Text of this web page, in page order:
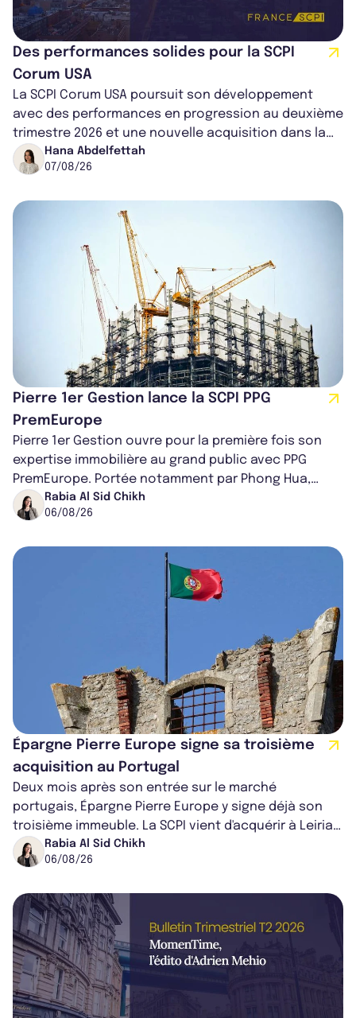
Des performances solides pour la SCPI
Corum USA
La SCPI Corum USA poursuit son développement
avec des performances en progression au deuxième
trimestre 2026 et une nouvelle acquisition dans la
région de Chicago. Entre hausse de...
Hana Abdelfettah
07/08/26
Pierre 1er Gestion lance la SCPI PPG
PremEurope
Pierre 1er Gestion ouvre pour la première fois son
expertise immobilière au grand public avec PPG
PremEurope. Portée notamment par Phong Hua,
ancien directeur des investissements d...
Rabia Al Sid Chikh
06/08/26
Épargne Pierre Europe signe sa troisième
acquisition au Portugal
Deux mois après son entrée sur le marché
portugais, Épargne Pierre Europe y signe déjà son
troisième immeuble. La SCPI vient d'acquérir à Leiria,
dans le centre du pays, un établis...
Rabia Al Sid Chikh
06/08/26